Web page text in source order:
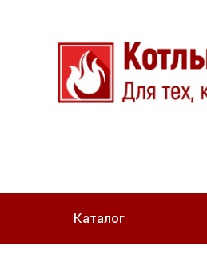
Каталог